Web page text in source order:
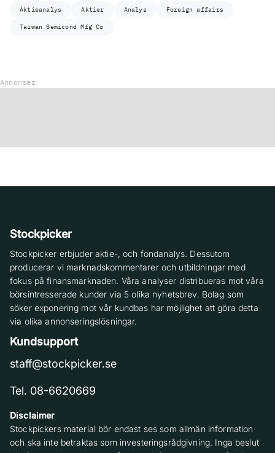
Aktieanalys Aktier Analys Foreign affairs
Taiwan Semicond Mfg Co
Annonser
Stockpicker
Stockpicker erbjuder aktie-, och fondanalys. Dessutom
producerar vi marknadskommentarer och utbildningar med
fokus på finansmarknaden. Våra analyser distribueras mot våra
börsintresserade kunder via 5 olika nyhetsbrev. Bolag som
söker exponering mot vår kundbas har möjlighet att göra detta
via olika annonseringslösningar.
Kundsupport
staff@stockpicker.se
Tel. 08-6620669
Disclaimer
Stockpickers material bör endast ses som allmän information
och ska inte betraktas som investeringsrådgivning. Inga beslut